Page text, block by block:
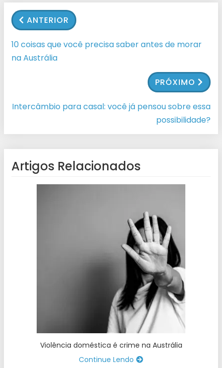
ANTERIOR
10 coisas que você precisa saber antes de morar
na Austrália
PRÓXIMO
Intercâmbio para casal: você já pensou sobre essa
possibilidade?
Artigos Relacionados
Violência doméstica é crime na Austrália
Continue Lendo